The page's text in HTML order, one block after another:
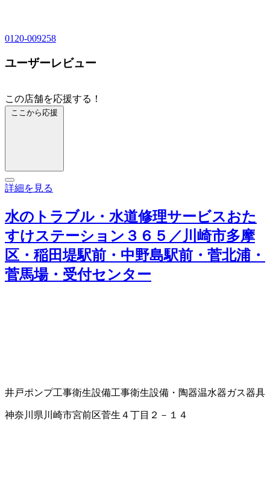
0120-009258
ユーザーレビュー
この店舗を応援する！
ここから応援
詳細を見る
水のトラブル・水道修理サービスおた
すけステーション３６５／川崎市多摩
区・稲田堤駅前・中野島駅前・菅北浦・
菅馬場・受付センター
井戸ポンプ工事衛生設備工事衛生設備・陶器温水器ガス器具
神奈川県川崎市宮前区菅生４丁目２－１４